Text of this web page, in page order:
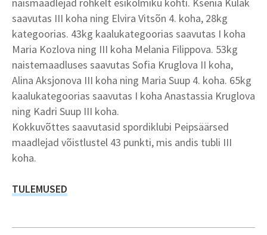
saavutas III koha ning Elvira Vitsõn 4. koha, 28kg
kategoorias. 43kg kaalukategoorias saavutas I koha
Maria Kozlova ning III koha Melania Filippova. 53kg
naistemaadluses saavutas Sofia Kruglova II koha,
Alina Aksjonova III koha ning Maria Suup 4. koha. 65kg
kaalukategoorias saavutas I koha Anastassia Kruglova
ning Kadri Suup III koha.
Kokkuvõttes saavutasid spordiklubi Peipsäärsed
maadlejad võistlustel 43 punkti, mis andis tubli III
koha.
TULEMUSED